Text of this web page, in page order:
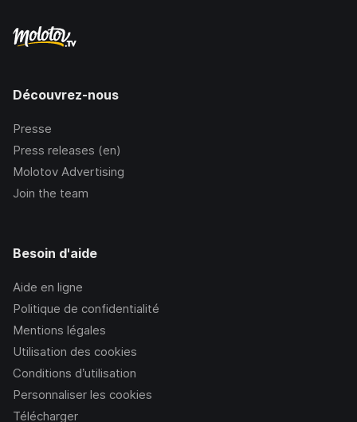
Découvrez-nous
Presse
Press releases (en)
Molotov Advertising
Join the team
Besoin d'aide
Aide en ligne
Politique de confidentialité
Mentions légales
Utilisation des cookies
Conditions d’utilisation
Personnaliser les cookies
Télécharger